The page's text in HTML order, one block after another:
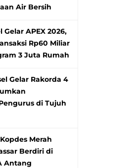
Air Bersih
Gelar APEX 2026,
Rp60 Miliar
3 Juta Rumah
Gelar Rakorda 4
di Tujuh
Merah
Berdiri di
Antang